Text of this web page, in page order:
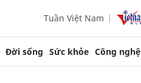
Tuần Việt Nam
Đời sống Sức khỏe Công nghệ